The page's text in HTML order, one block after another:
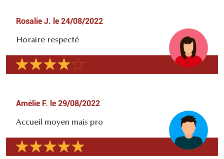
Rosalie J. le 24/08/2022
Horaire respecté
Amélie F. le 29/08/2022
Accueil moyen mais pro